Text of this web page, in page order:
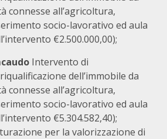
connesse all’agricoltura,
socio-lavorativo ed aula
€2.500.000,00);
Intervento di
dell’immobile da
connesse all’agricoltura,
socio-lavorativo ed aula
€5.304.582,40);
per la valorizzazione di